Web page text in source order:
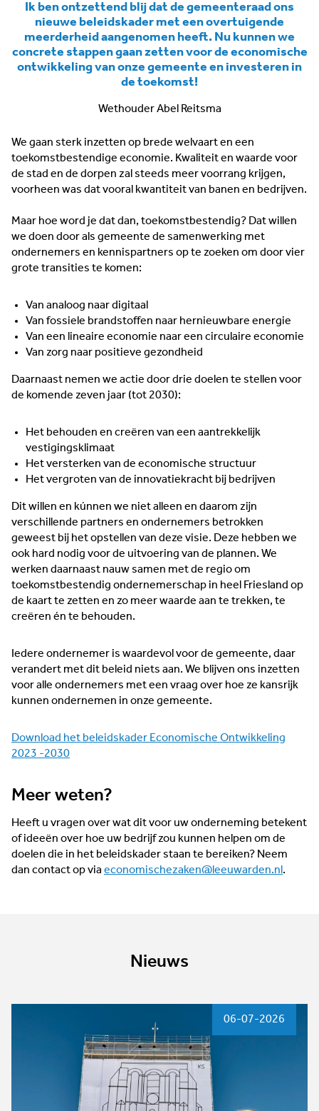
Ik ben ontzettend blij dat de gemeenteraad ons
nieuwe beleidskader met een overtuigende
meerderheid aangenomen heeft. Nu kunnen we
concrete stappen gaan zetten voor de economische
ontwikkeling van onze gemeente en investeren in
de toekomst!
Wethouder Abel Reitsma
We gaan sterk inzetten op brede welvaart en een
toekomstbestendige economie. Kwaliteit en waarde voor
de stad en de dorpen zal steeds meer voorrang krijgen,
voorheen was dat vooral kwantiteit van banen en bedrijven.
Maar hoe word je dat dan, toekomstbestendig? Dat willen
we doen door als gemeente de samenwerking met
ondernemers en kennispartners op te zoeken om door vier
grote transities te komen:
Van analoog naar digitaal
Van fossiele brandstoffen naar hernieuwbare energie
Van een lineaire economie naar een circulaire economie
Van zorg naar positieve gezondheid
Daarnaast nemen we actie door drie doelen te stellen voor
de komende zeven jaar (tot 2030):
Het behouden en creëren van een aantrekkelijk
vestigingsklimaat
Het versterken van de economische structuur
Het vergroten van de innovatiekracht bij bedrijven
Dit willen en kúnnen we niet alleen en daarom zijn
verschillende partners en ondernemers betrokken
geweest bij het opstellen van deze visie. Deze hebben we
ook hard nodig voor de uitvoering van de plannen. We
werken daarnaast nauw samen met de regio om
toekomstbestendig ondernemerschap in heel Friesland op
de kaart te zetten en zo meer waarde aan te trekken, te
creëren én te behouden.
Iedere ondernemer is waardevol voor de gemeente, daar
verandert met dit beleid niets aan. We blijven ons inzetten
voor alle ondernemers met een vraag over hoe ze kansrijk
kunnen ondernemen in onze gemeente.
Download het beleidskader Economische Ontwikkeling
2023 -2030
Meer weten?
Heeft u vragen over wat dit voor uw onderneming betekent
of ideeën over hoe uw bedrijf zou kunnen helpen om de
doelen die in het beleidskader staan te bereiken? Neem
dan contact op via economischezaken@leeuwarden.nl .
Nieuws
06-07-2026